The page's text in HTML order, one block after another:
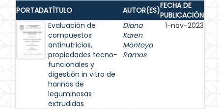
PORTADATÍTULO AUTOR(ES)FECHA DE
PUBLICACIÓN
Evaluación de
compuestos
antinutricios,
propiedades tecno-
funcionales y
digestión in vitro de
harinas de
leguminosas
extrudidas
Diana
Karen
Montoya
Ramos
1-nov-2023